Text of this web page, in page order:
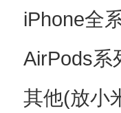
iPhone全
AirPods系
其他(放小